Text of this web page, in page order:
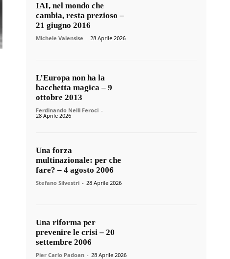
IAI, nel mondo che
cambia, resta prezioso –
21 giugno 2016
Michele Valensise - 28 Aprile 2026
L’Europa non ha la
bacchetta magica – 9
ottobre 2013
Ferdinando Nelli Feroci -
28 Aprile 2026
Una forza
multinazionale: per che
fare? – 4 agosto 2006
Stefano Silvestri - 28 Aprile 2026
Una riforma per
prevenire le crisi – 20
settembre 2006
Pier Carlo Padoan - 28 Aprile 2026